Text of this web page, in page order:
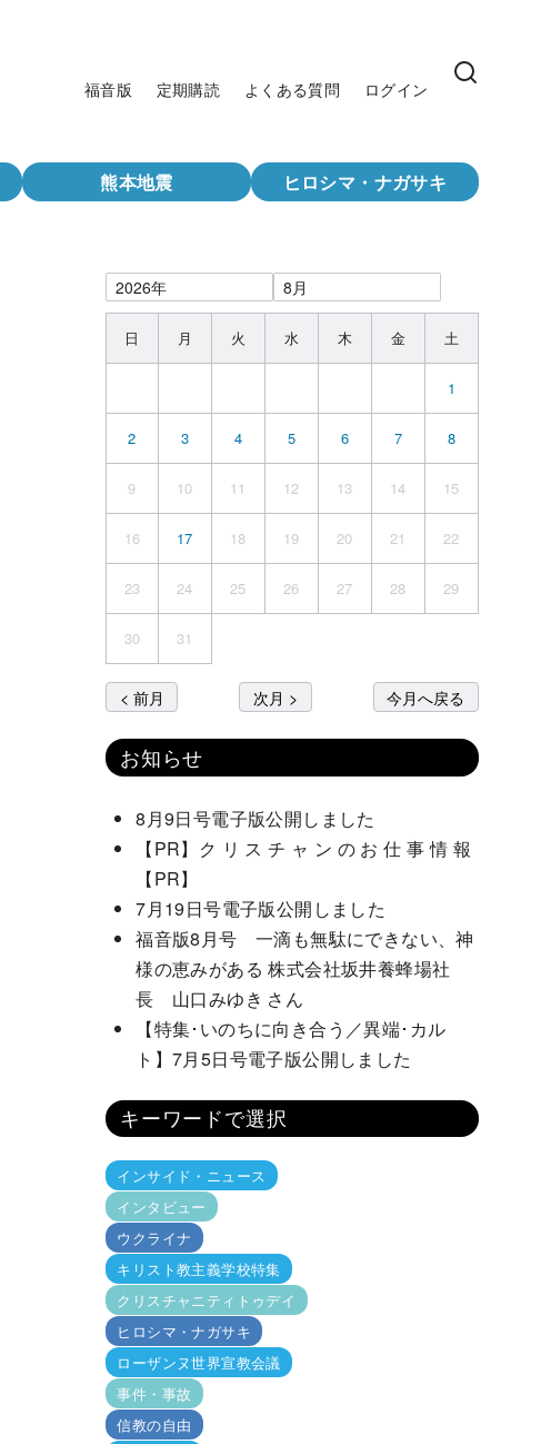
福音版 定期購読 よくある質問 ログイン
熊本地震 ヒロシマ・ナガサキ
日 月 火 水 木 金 土
1
2 3 4 5 6 7 8
9 10 11 12 13 14 15
16 17 18 19 20 21 22
23 24 25 26 27 28 29
30 31
< 前月 次月 > 今月へ戻る
お知らせ
8月9日号電子版公開しました
【PR】ク リ ス チ ャ ン の お 仕 事 情 報
【PR】
7月19日号電子版公開しました
福音版8月号 一滴も無駄にできない、神
様の恵みがある 株式会社坂井養蜂場社
長 山口みゆき さん
【特集･いのちに向き合う／異端･カル
ト】7月5日号電子版公開しました
キーワードで選択
インサイド・ニュース
インタビュー
ウクライナ
キリスト教主義学校特集
クリスチャニティトゥデイ
ヒロシマ・ナガサキ
ローザンヌ世界宣教会議
事件・事故
信教の自由